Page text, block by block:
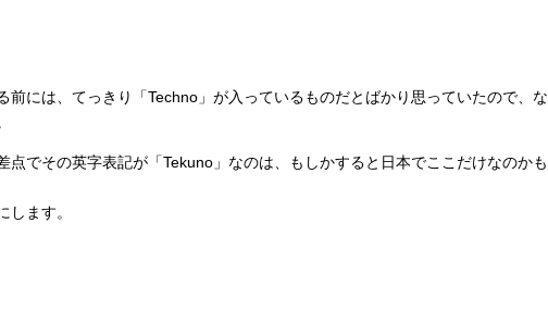
前には、てっきり「Techno」が入っているものだとばかり思っていたので、な
点でその英字表記が「Tekuno」なのは、もしかすると日本でここだけなのかも
します。